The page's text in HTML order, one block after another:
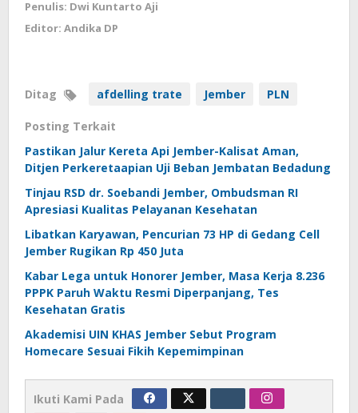
Penulis: Dwi Kuntarto Aji
Editor: Andika DP
Ditag afdelling trate Jember PLN
Posting Terkait
Pastikan Jalur Kereta Api Jember-Kalisat Aman,
Ditjen Perkeretaapian Uji Beban Jembatan Bedadung
Tinjau RSD dr. Soebandi Jember, Ombudsman RI
Apresiasi Kualitas Pelayanan Kesehatan
Libatkan Karyawan, Pencurian 73 HP di Gedang Cell
Jember Rugikan Rp 450 Juta
Kabar Lega untuk Honorer Jember, Masa Kerja 8.236
PPPK Paruh Waktu Resmi Diperpanjang, Tes
Kesehatan Gratis
Akademisi UIN KHAS Jember Sebut Program
Homecare Sesuai Fikih Kepemimpinan
Ikuti Kami Pada